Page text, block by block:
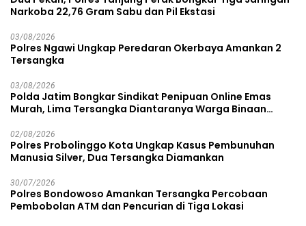
Narkoba 22,76 Gram Sabu dan Pil Ekstasi
03/08/2026
Polres Ngawi Ungkap Peredaran Okerbaya Amankan 2
Tersangka
03/08/2026
Polda Jatim Bongkar Sindikat Penipuan Online Emas
Murah, Lima Tersangka Diantaranya Warga Binaan
02/08/2026
Polres Probolinggo Kota Ungkap Kasus Pembunuhan
Manusia Silver, Dua Tersangka Diamankan
30/07/2026
Polres Bondowoso Amankan Tersangka Percobaan
Pembobolan ATM dan Pencurian di Tiga Lokasi